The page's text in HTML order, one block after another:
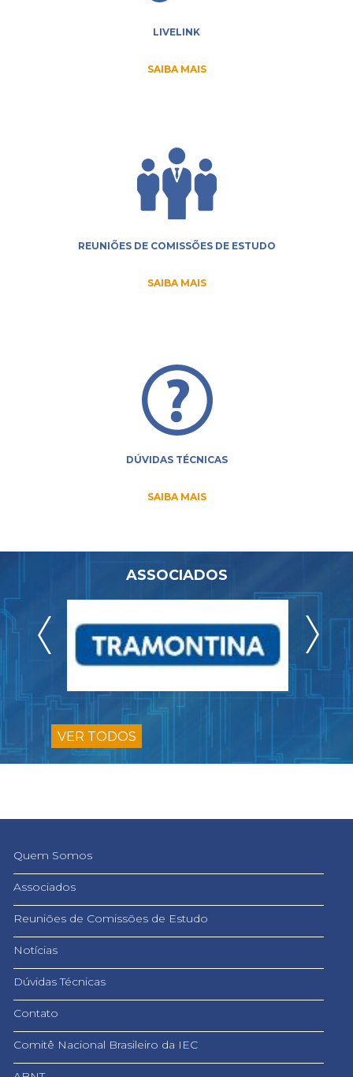
LIVELINK
SAIBA MAIS
REUNIÕES DE COMISSÕES DE ESTUDO
SAIBA MAIS
DÚVIDAS TÉCNICAS
SAIBA MAIS
ASSOCIADOS
VER TODOS
Quem Somos
Associados
Reuniões de Comissões de Estudo
Notícias
Dúvidas Técnicas
Contato
Comitê Nacional Brasileiro da IEC